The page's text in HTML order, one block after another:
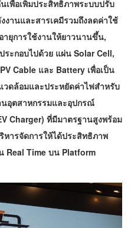
เพื่อเพิ่มประสิทธิภาพระบบปรับ
านและสารเคมีรวมถึงลดค่าใช้
ยุการใช้งานให้ยาวนานขึ้น,
ะกอบไปด้วย แผ่น Solar Cell,
Cable และ Battery เพื่อเป็น
วดล้อมและประหยัดค่าไฟสำหรับ
นอุตสาหกรรมและอุปกรณ์
Charger) ที่มีมาตรฐานสูงพร้อม
ารจัดการให้ได้ประสิทธิภาพ
Real Time บน Platform